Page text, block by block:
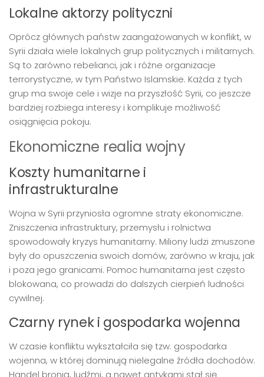
Lokalne aktorzy polityczni
Oprócz głównych państw zaangażowanych w konflikt, w
Syrii działa wiele lokalnych grup politycznych i militarnych.
Są to zarówno rebelianci, jak i różne organizacje
terrorystyczne, w tym Państwo Islamskie. Każda z tych
grup ma swoje cele i wizje na przyszłość Syrii, co jeszcze
bardziej rozbiega interesy i komplikuje możliwość
osiągnięcia pokoju.
Ekonomiczne realia wojny
Koszty humanitarne i
infrastrukturalne
Wojna w Syrii przyniosła ogromne straty ekonomiczne.
Zniszczenia infrastruktury, przemysłu i rolnictwa
spowodowały kryzys humanitarny. Miliony ludzi zmuszone
były do opuszczenia swoich domów, zarówno w kraju, jak
i poza jego granicami. Pomoc humanitarna jest często
blokowana, co prowadzi do dalszych cierpień ludności
cywilnej.
Czarny rynek i gospodarka wojenna
W czasie konfliktu wykształciła się tzw. gospodarka
wojenna, w której dominują nielegalne źródła dochodów.
Handel bronią, ludźmi, a nawet antykami stał się